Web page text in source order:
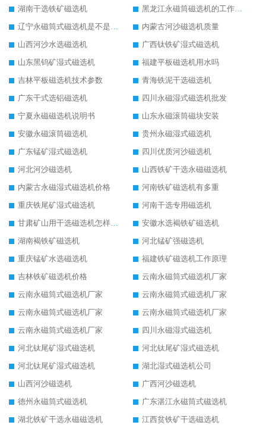
湖南干选铁矿磁选机
黑龙江永磁筒磁选机的工作原理
辽宁永磁筒式磁选机是不是强磁
内蒙古河沙磁选机质量
山西河沙水选磁选机
广西钛铁矿湿式磁选机
山东黑钨矿湿式磁选机
福建平板磁选机用水吗
吉林平板磁选机技术参数
青海铁泥干选磁选机
广东干式选铝磁选机
四川永磁湿式磁选机批发
宁夏永磁磁选机说明书
山东永磁滚筒磁块安装
安徽永磁滚筒磁选机
贵州永磁湿式磁选机
广东锰矿湿式磁选机
四川优质河沙磁选机
河北河沙磁选机
山西铁矿干选永磁磁选机
内蒙古永磁湿式磁选机价格
河南铁矿磁选机有多重
重庆铁尾矿湿式磁选机
河南干选专用磁选机
甘肃矿山用干选磁选机怎样调磁
安徽水选褐铁矿磁选机
湖南褐铁矿磁选机
河北锰矿强磁选机
重庆锰矿水选磁选机
福建铁矿磁选机工作原理
吉林铁矿磁选机价格
云南永磁筒式磁选机厂家
云南永磁筒式磁选机厂家
云南永磁筒式磁选机厂家
云南永磁筒式磁选机厂家
云南永磁筒式磁选机厂家
云南永磁筒式磁选机厂家
四川永磁湿式磁选机
河北钛尾矿湿式磁选机
河北钛尾矿湿式磁选机
河北钛尾矿湿式磁选机
湖北湿式磁选机公司
山西河沙磁选机
广西河沙磁选机
德州永磁筒式磁选机
广东湛江永磁筒式磁选机
湖北铁矿干选永磁磁选机
江西贫铁矿干选磁选机